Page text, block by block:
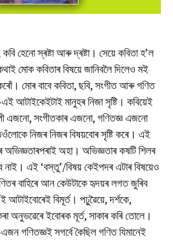
হেনো স্ৰষ্টা আৰু দ্ৰষ্টা। সেয়ে কবিতা হ’ল
মোক কবিতাৰ বিষয়ে জানিবলৈ দিলেও মই
মোৰ বাবে কবিতা, ছবি, সংগীত আৰু গণিত
আটাইকেইটাই মানুহৰ নিজা সৃষ্টি। কবিয়েই
এজনো, সংগীতকাৰ এজনো, গণিতজ্ঞ এজনো
নিজৰ নিজৰ বিষয়বোৰ সৃষ্টি কৰে। এই
অভিজ্ঞতাৰপৰাই অহা। অভিজ্ঞতাৰ কষটি শিলৰ
এই ‘বস্তু’/বিষয় কেইপদৰ এটাৰ বিষয়েও
বাহিৰে আন কেউটাকে হৃদয়ৰ লগত জুৰিব
বিমূৰ্ত। পঢ়ুৱৈয়ে, দৰ্শকে,
অনুভৱেৰে ইবোৰক মূৰ্ত, সাকাৰ কৰি তোলে।
গণিতজ্ঞই সগৰ্বে কৈছিল গণিত যিমানেই